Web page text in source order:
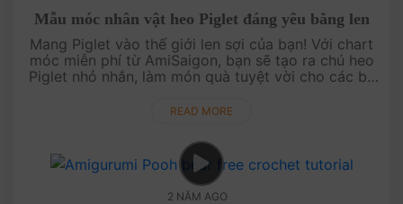
Mẫu móc nhân vật heo Piglet đáng yêu bằng len
Mang Piglet vào thế giới len sợi của bạn! Với chart
móc miễn phí từ AmiSaigon, bạn sẽ tạo ra chú heo
Piglet nhỏ nhắn, làm món quà tuyệt vời cho các bé
xem chart Piglet n....
READ MORE
2 NĂM AGO